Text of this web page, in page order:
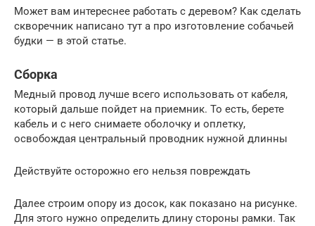
Может вам интереснее работать с деревом? Как сделать
скворечник написано тут а про изготовление собачьей
будки — в этой статье.
Сборка
Медный провод лучше всего использовать от кабеля,
который дальше пойдет на приемник. То есть, берете
кабель и с него снимаете оболочку и оплетку,
освобождая центральный проводник нужной длинны
Действуйте осторожно его нельзя повреждать
Далее строим опору из досок, как показано на рисунке.
Для этого нужно определить длину стороны рамки. Так